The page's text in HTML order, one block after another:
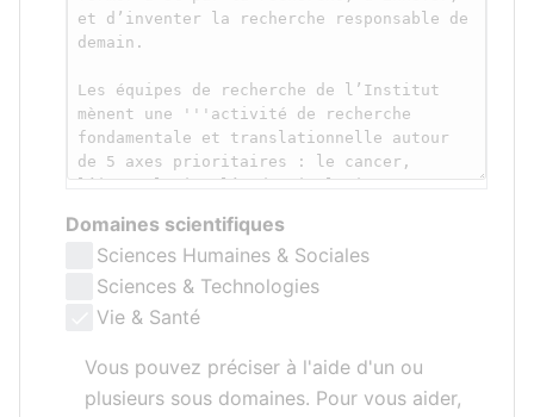
Domaines scientifiques
Sciences Humaines & Sociales
Sciences & Technologies
Vie & Santé
Vous pouvez préciser à l'aide d'un ou
plusieurs sous domaines. Pour vous aider,